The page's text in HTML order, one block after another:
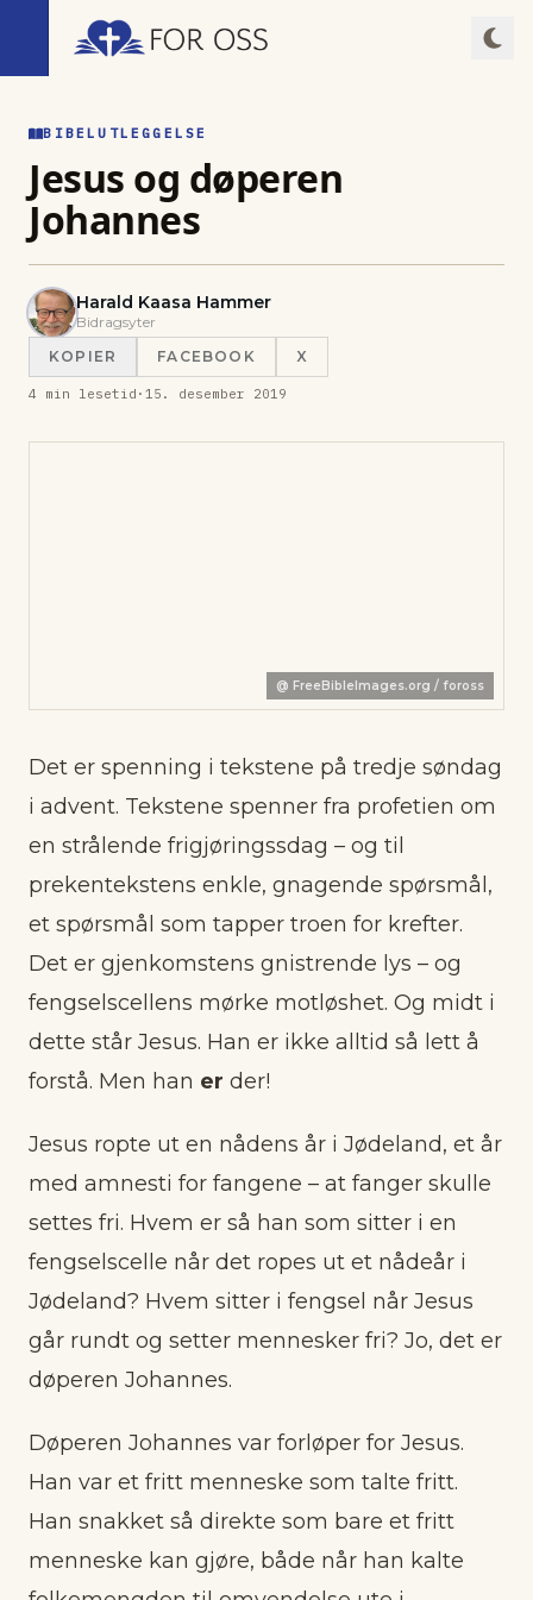
BIBELUTLEGGELSE
Jesus og døperen
Johannes
Harald Kaasa Hammer
Bidragsyter
KOPIER
FACEBOOK X
4 min lesetid · 15. desember 2019
@ FreeBibleImages.org / foross
Det er spenning i tekstene på tredje søndag
i advent. Tekstene spenner fra profetien om
en strålende frigjøringssdag – og til
prekentekstens enkle, gnagende spørsmål,
et spørsmål som tapper troen for krefter.
Det er gjenkomstens gnistrende lys – og
fengselscellens mørke motløshet. Og midt i
dette står Jesus. Han er ikke alltid så lett å
forstå. Men han er der!
Jesus ropte ut en nådens år i Jødeland, et år
med amnesti for fangene – at fanger skulle
settes fri. Hvem er så han som sitter i en
fengselscelle når det ropes ut et nådeår i
Jødeland? Hvem sitter i fengsel når Jesus
går rundt og setter mennesker fri? Jo, det er
døperen Johannes.
Døperen Johannes var forløper for Jesus.
Han var et fritt menneske som talte fritt.
Han snakket så direkte som bare et fritt
menneske kan gjøre, både når han kalte